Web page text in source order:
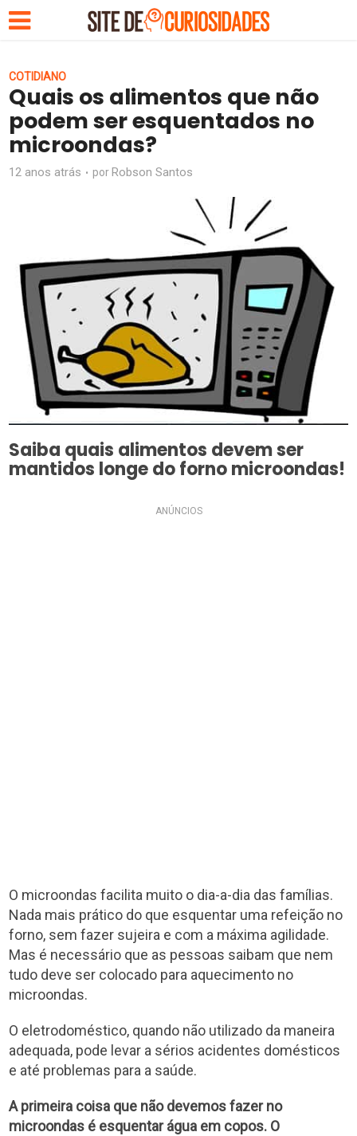
COTIDIANO
Quais os alimentos que não
podem ser esquentados no
microondas?
12 anos atrás por Robson Santos
Saiba quais alimentos devem ser
mantidos longe do forno microondas!
ANÚNCIOS
O microondas facilita muito o dia-a-dia das famílias.
Nada mais prático do que esquentar uma refeição no
forno, sem fazer sujeira e com a máxima agilidade.
Mas é necessário que as pessoas saibam que nem
tudo deve ser colocado para aquecimento no
microondas.
O eletrodoméstico, quando não utilizado da maneira
adequada, pode levar a sérios acidentes domésticos
e até problemas para a saúde.
A primeira coisa que não devemos fazer no
microondas é esquentar água em copos. O